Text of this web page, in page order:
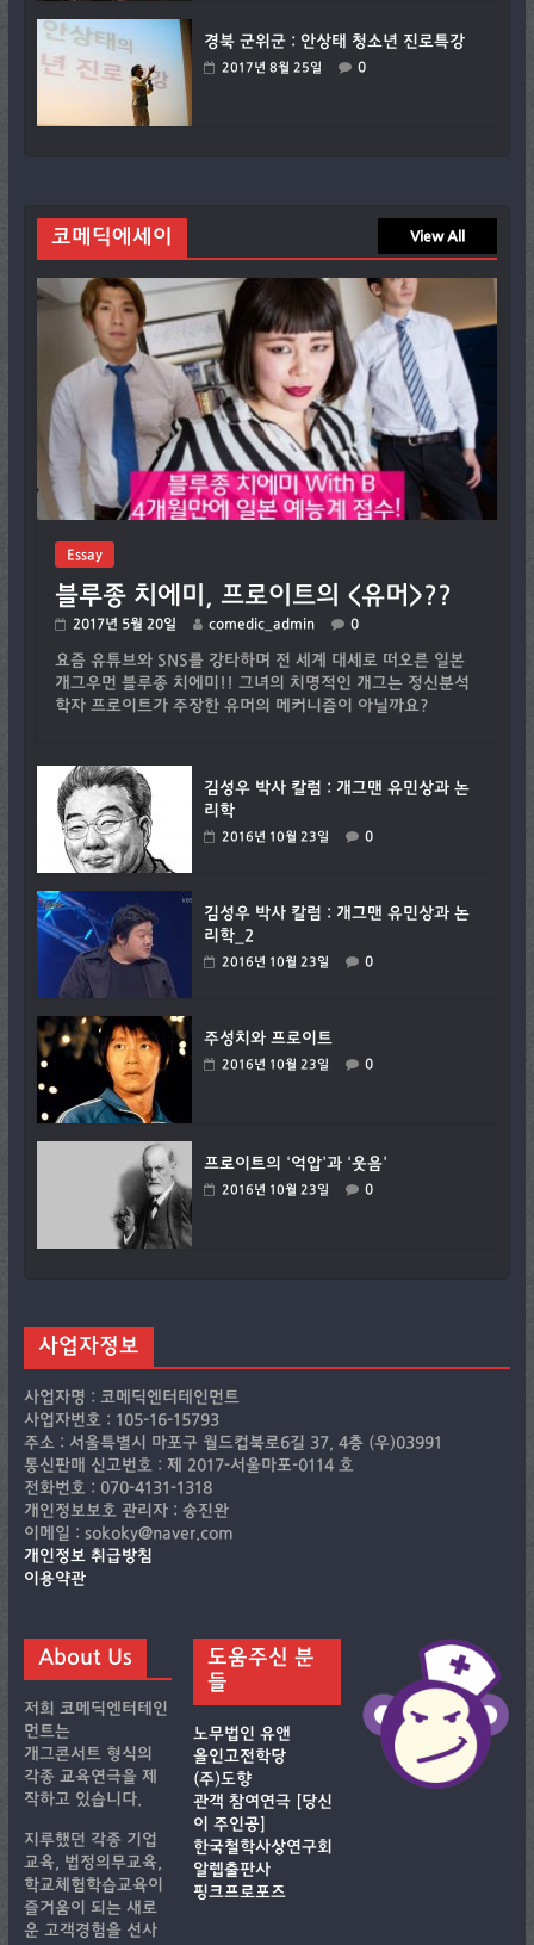
경북 군위군 : 안상태 청소년 진로특강
2017년 8월 25일 0
코메딕에세이 View All
Essay
블루종 치에미, 프로이트의 <유머>??
2017년 5월 20일 comedic_admin 0
요즘 유튜브와 SNS를 강타하며 전 세계 대세로 떠오른 일본
개그우먼 블루종 치에미!! 그녀의 치명적인 개그는 정신분석
학자 프로이트가 주장한 유머의 메커니즘이 아닐까요?
김성우 박사 칼럼 : 개그맨 유민상과 논
리학
2016년 10월 23일 0
김성우 박사 칼럼 : 개그맨 유민상과 논
리학_2
2016년 10월 23일 0
주성치와 프로이트
2016년 10월 23일 0
프로이트의 ‘억압’과 ‘웃음’
2016년 10월 23일 0
사업자정보
사업자명 : 코메딕엔터테인먼트
사업자번호 : 105-16-15793
주소 : 서울특별시 마포구 월드컵북로6길 37, 4층 (우)03991
통신판매 신고번호 : 제 2017-서울마포-0114 호
전화번호 : 070-4131-1318
개인정보보호 관리자 : 송진완
이메일 : sokoky@naver.com
개인정보 취급방침
이용약관
About Us
저희 코메딕엔터테인
먼트는
개그콘서트 형식의
각종 교육연극을 제
작하고 있습니다.
지루했던 각종 기업
교육, 법정의무교육,
학교체험학습교육이
즐거움이 되는 새로
운 고객경험을 선사
도움주신 분
들
노무법인 유앤
올인고전학당
(주)도향
관객 참여연극 [당신
이 주인공]
한국철학사상연구회
알렙출판사
핑크프로포즈